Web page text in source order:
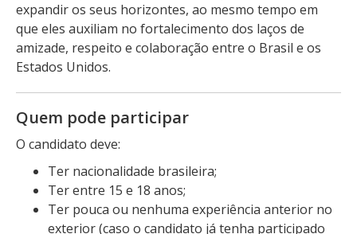
expandir os seus horizontes, ao mesmo tempo em
que eles auxiliam no fortalecimento dos laços de
amizade, respeito e colaboração entre o Brasil e os
Estados Unidos.
Quem pode participar
O candidato deve:
Ter nacionalidade brasileira;
Ter entre 15 e 18 anos;
Ter pouca ou nenhuma experiência anterior no
exterior (caso o candidato já tenha participado